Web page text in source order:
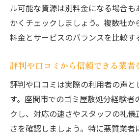
ル可能な資源は別料金になる場合
かくチェックしましょう。複数社か
料金とサービスのバランスを比較す
評判や口コミから信頼できる業者
評判や口コミは実際の利用者の声
す。座間市でのゴミ屋敷処分経験者
クし、対応の速さやスタッフの礼
さを確認しましょう。特に悪質業者